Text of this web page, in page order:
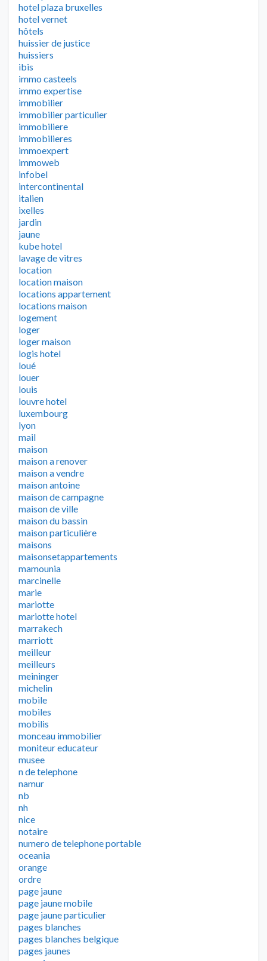
hotel plaza bruxelles
hotel vernet
hôtels
huissier de justice
huissiers
ibis
immo casteels
immo expertise
immobilier
immobilier particulier
immobiliere
immobilieres
immoexpert
immoweb
infobel
intercontinental
italien
ixelles
jardin
jaune
kube hotel
lavage de vitres
location
location maison
locations appartement
locations maison
logement
loger
loger maison
logis hotel
loué
louer
louis
louvre hotel
luxembourg
lyon
mail
maison
maison a renover
maison a vendre
maison antoine
maison de campagne
maison de ville
maison du bassin
maison particulière
maisons
maisonsetappartements
mamounia
marcinelle
marie
mariotte
mariotte hotel
marrakech
marriott
meilleur
meilleurs
meininger
michelin
mobile
mobiles
mobilis
monceau immobilier
moniteur educateur
musee
n de telephone
namur
nb
nh
nice
notaire
numero de telephone portable
oceania
orange
ordre
page jaune
page jaune mobile
page jaune particulier
pages blanches
pages blanches belgique
pages jaunes